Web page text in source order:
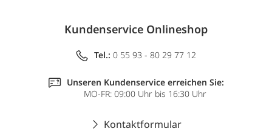
Kundenservice Onlineshop
Tel.: 0 55 93 - 80 29 77 12
Unseren Kundenservice erreichen Sie:
MO-FR: 09:00 Uhr bis 16:30 Uhr
Kontaktformular